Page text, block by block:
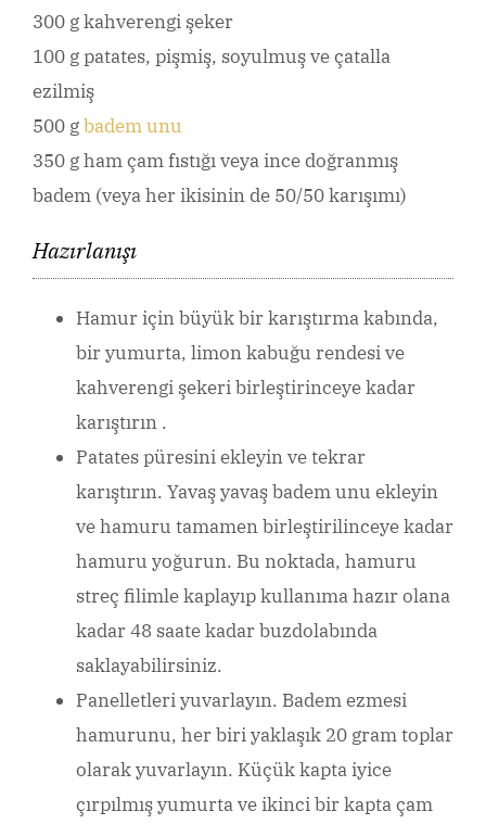
300 g kahverengi şeker
100 g patates, pişmiş, soyulmuş ve çatalla
ezilmiş
500 gbadem unu
350 g ham çam fıstığı veya ince doğranmış
badem (veya her ikisinin de 50/50 karışımı)
Hazırlanışı
Hamur için büyük bir karıştırma kabında,
bir yumurta, limon kabuğu rendesi ve
kahverengi şekeri birleştirinceye kadar
karıştırın .
Patates püresini ekleyin ve tekrar
karıştırın. Yavaş yavaş badem unu ekleyin
ve hamuru tamamen birleştirilinceye kadar
hamuru yoğurun. Bu noktada, hamuru
streç filimle kaplayıp kullanıma hazır olana
kadar 48 saate kadar buzdolabında
saklayabilirsiniz.
Panelletleri yuvarlayın. Badem ezmesi
hamurunu, her biri yaklaşık 20 gram toplar
olarak yuvarlayın. Küçük kapta iyice
çırpılmış yumurta ve ikinci bir kapta çam